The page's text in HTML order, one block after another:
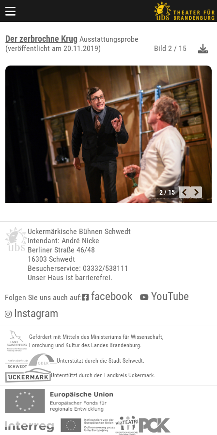
Der zerbrochne Krug Ausstattungsprobe
(veröffentlicht am 20.11.2019)
Bild 2 / 15
2 / 15
Uckermärkische Bühnen Schwedt
Intendant: André Nicke
Berliner Straße 46/48
16303 Schwedt
Besucherservice: 03332/538111
Unser Haus ist barrierefrei.
Folgen Sie uns auch auf: facebook
YouTube
Instagram
Gefördert mit Mitteln des Ministeriums für Wissenschaft,
Forschung und Kultur des Landes Brandenburg.
Unterstützt durch die Stadt Schwedt.
Unterstützt durch den Landkreis Uckermark.